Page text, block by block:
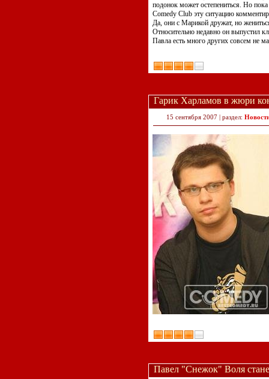
подонок может остепениться. Но
Comedy Club эту ситуацию
Да, они с Марикой дружат, но
Относительно недавно он выпустил
Павла есть много других совсем не
Гарик Харламов в жюри
15 сентября 2007 | раздел:
Павел "Снежок" Воля